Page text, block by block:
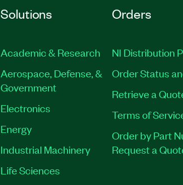
Solutions
Academic & Research
Aerospace, Defense, &
Government
Electronics
Energy
Industrial Machinery
Life Sciences
Orders
NI Distribution
Order Status
Retrieve a
Terms of
Order by Part
Request a